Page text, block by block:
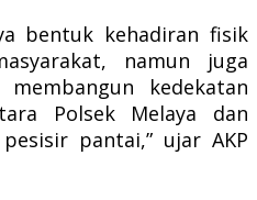
bentuk kehadiran fisik
namun juga
kedekatan
Polsek Melaya dan
pantai,” ujar AKP